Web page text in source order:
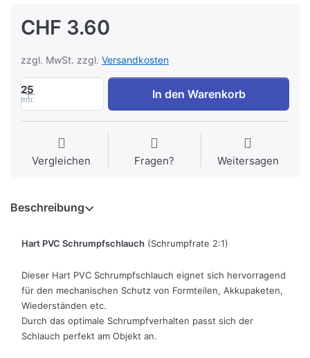
CHF 3.60
zzgl. MwSt. zzgl. Versandkosten
25
mtr. In den Warenkorb
Vergleichen Fragen? Weitersagen
Beschreibung
Hart PVC Schrumpfschlauch (Schrumpfrate 2:1)
Dieser Hart PVC Schrumpfschlauch eignet sich hervorragend
für den mechanischen Schutz von Formteilen, Akkupaketen,
Wiederständen etc.
Durch das optimale Schrumpfverhalten passt sich der
Schlauch perfekt am Objekt an.